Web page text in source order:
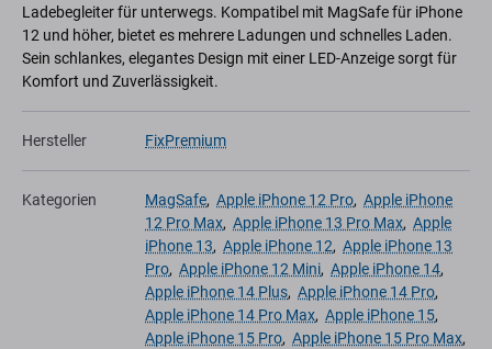
Ladebegleiter für unterwegs. Kompatibel mit MagSafe für iPhone
12 und höher, bietet es mehrere Ladungen und schnelles Laden.
Sein schlankes, elegantes Design mit einer LED-Anzeige sorgt für
Komfort und Zuverlässigkeit.
Hersteller FixPremium
Kategorien MagSafe, Apple iPhone 12 Pro, Apple iPhone
12 Pro Max, Apple iPhone 13 Pro Max, Apple
iPhone 13, Apple iPhone 12, Apple iPhone 13
Pro, Apple iPhone 12 Mini, Apple iPhone 14,
Apple iPhone 14 Plus, Apple iPhone 14 Pro,
Apple iPhone 14 Pro Max, Apple iPhone 15,
Apple iPhone 15 Pro, Apple iPhone 15 Pro Max,